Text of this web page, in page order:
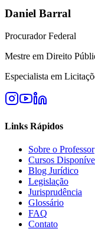
Daniel Barral
Procurador Federal
Mestre em Direito
Especialista em
Links Rápidos
Sobre o Professor
Cursos
Blog Jurídico
Legislação
Jurisprudência
Glossário
FAQ
Contato